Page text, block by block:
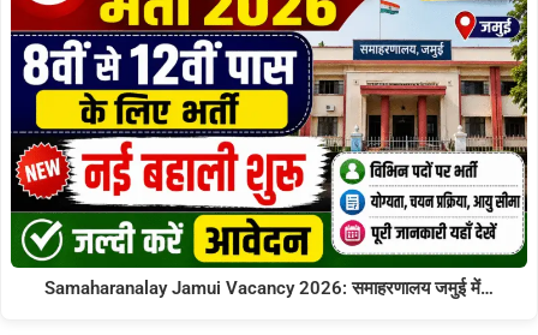
Samaharanalay Jamui Vacancy 2026: समाहरणालय जमुई में…